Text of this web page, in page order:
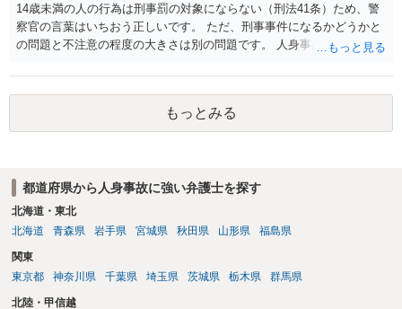
14歳未満の人の行為は刑事罰の対象にならない（刑法41条）ため、警
察官の言葉はいちおう正しいです。 ただ、刑事事件になるかどうかと
の問題と不注意の程度の大きさは別の問題です。 人身事故の届出を行
はありません。
もっとみる
都道府県から人身事故に強い弁護士を探す
北海道・東北
北海道
青森県 岩手県 宮城県 秋田県 山形県 福島県
関東
東京都
神奈川県 千葉県 埼玉県 茨城県 栃木県 群馬県
北陸・甲信越